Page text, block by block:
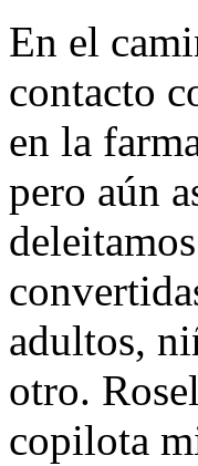
En el
contacto
en la
pero aún
adultos,
otro.
copilota